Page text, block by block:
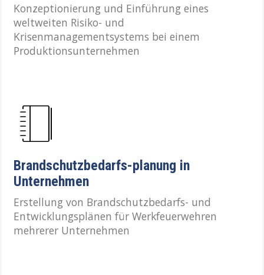
Konzeptionierung und Einführung eines
weltweiten Risiko- und
Krisenmanagementsystems bei einem
Produktionsunternehmen
Brandschutzbedarfs-planung in
Unternehmen
Erstellung von Brandschutzbedarfs- und
Entwicklungsplänen für Werkfeuerwehren
mehrerer Unternehmen